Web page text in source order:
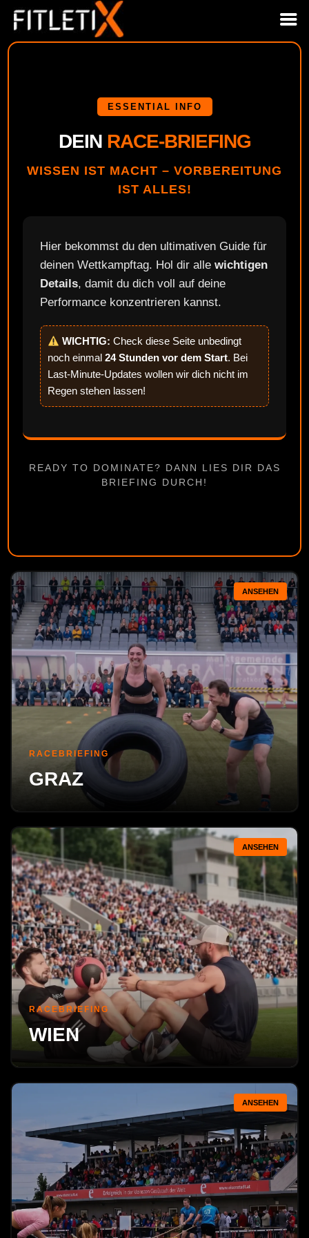
Skip
ESSENTIAL INFO
DEIN RACE-BRIEFING
WISSEN IST MACHT – VORBEREITUNG
IST ALLES!
Hier bekommst du den ultimativen Guide für
deinen Wettkampftag. Hol dir allewichtigen
Details, damit du dich voll auf deine
Performance konzentrieren kannst.
WICHTIG: Check diese Seite unbedingt
noch einmal24 Stunden vor dem Start. Bei
Last-Minute-Updates wollen wir dich nicht im
Regen stehen lassen!
READY TO DOMINATE? DANN LIES DIR DAS
BRIEFING DURCH!
RACEBRIEFING
GRAZ
ANSEHEN
RACEBRIEFING
WIEN
ANSEHEN
ANSEHEN